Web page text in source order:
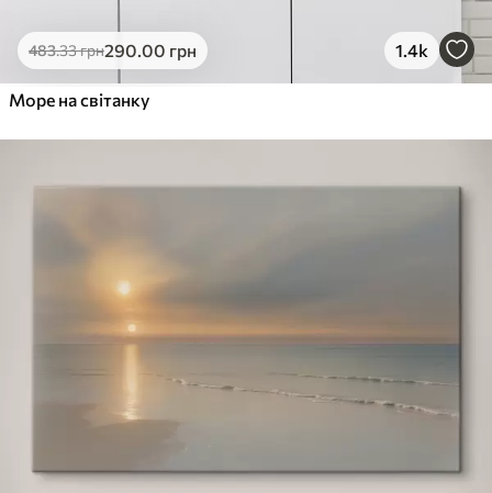
483.33грн290.00 грн 1.4k
Море на світанку